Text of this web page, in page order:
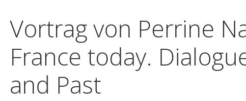
Vortrag von Perrine
France today.
and Past